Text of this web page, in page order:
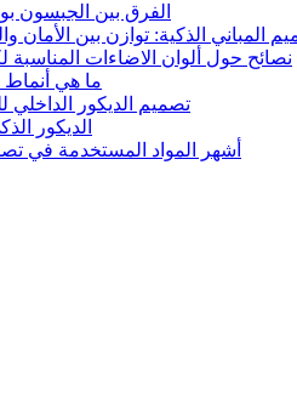
الفرق بين الجبسون
المباني الذكية: توازن بين الأمان
نصائح حول ألوان الاضاءات
ما هي أنماط
تصميم الديكور الداخلي
الديكور
أشهر المواد المستخدمة في